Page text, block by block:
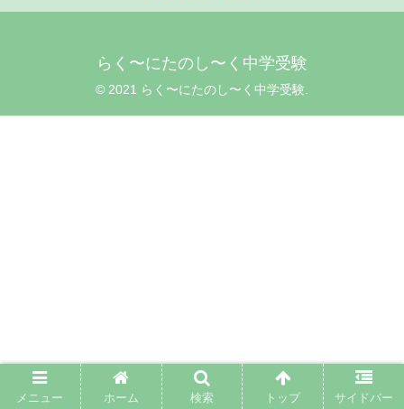
らく〜にたのし〜く中学受験
© 2021 らく〜にたのし〜く中学受験.
メニュー ホーム 検索 トップ サイドバー